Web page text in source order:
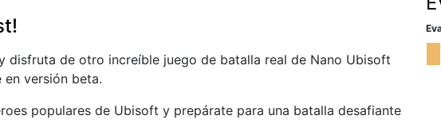
disfruta de otro increíble juego de batalla real de Nano Ubisoft
en versión beta.
populares de Ubisoft y prepárate para una batalla desafiante